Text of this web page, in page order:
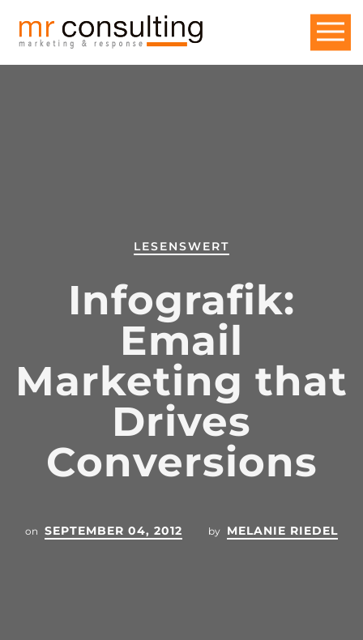
LESENSWERT
Infografik:
Email
Marketing that
Drives
Conversions
on SEPTEMBER 04, 2012 by MELANIE RIEDEL